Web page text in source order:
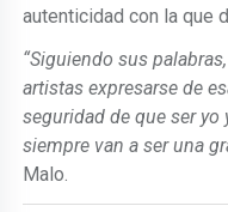
autenticidad con la que
“Siguiendo sus
artistas expresarse de
seguridad de que ser yo
siempre van a ser una
Malo.